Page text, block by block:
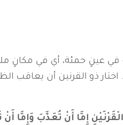
في عينٍ حمئة، أي في مكانٍ
ذو القرنين أن يعاقب
إِمَّا أَنْ تُعَذِّبَ وَإِمَّا